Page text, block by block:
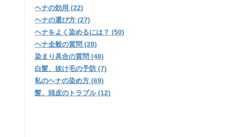
ヘナの効用 (22)
ヘナの選び方 (27)
ヘナをよく染めるには？ (50)
ヘナ全般の質問 (28)
染まり具合の質問 (48)
白髪、抜け毛の予防 (7)
私のヘナの染め方 (69)
髪、頭皮のトラブル (12)